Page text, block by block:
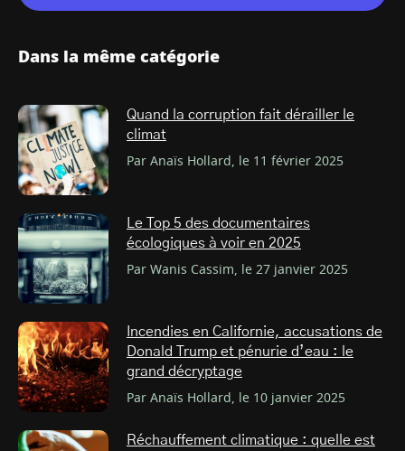
Dans la même catégorie
Quand la corruption fait dérailler le
climat
Par Anaïs Hollard, le 11 février 2025
Le Top 5 des documentaires
écologiques à voir en 2025
Par Wanis Cassim, le 27 janvier 2025
Incendies en Californie, accusations de
Donald Trump et pénurie d’eau : le
grand décryptage
Par Anaïs Hollard, le 10 janvier 2025
Réchauffement climatique : quelle est